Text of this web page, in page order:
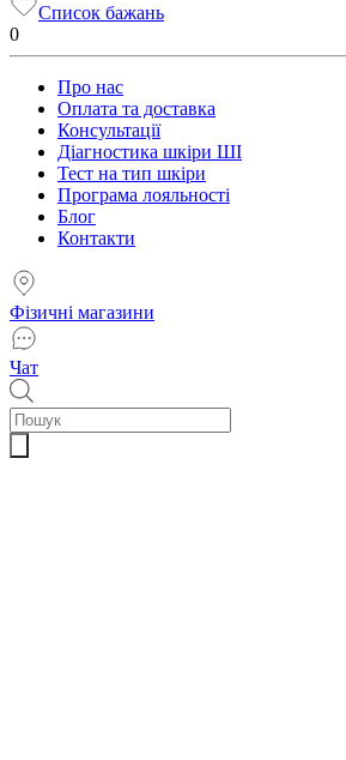
Список бажань
0
Про нас
Оплата та доставка
Консультації
Діагностика шкіри ШІ
Тест на тип шкіри
Програма лояльності
Блог
Контакти
Фізичні магазини
Чат
Пошук
товарів